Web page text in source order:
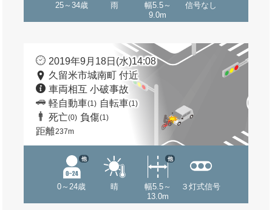
25～34歳 雨
幅5.5～
9.0m
信号なし
2019年9月18日(水)14:08
久留米市城南町 付近
車両相互 小破事故
軽自動車(1) 自転車(1)
死亡(0) 負傷(1)
距離237m
0～24歳
他
晴
幅5.5～
13.0m
他
３灯式信号